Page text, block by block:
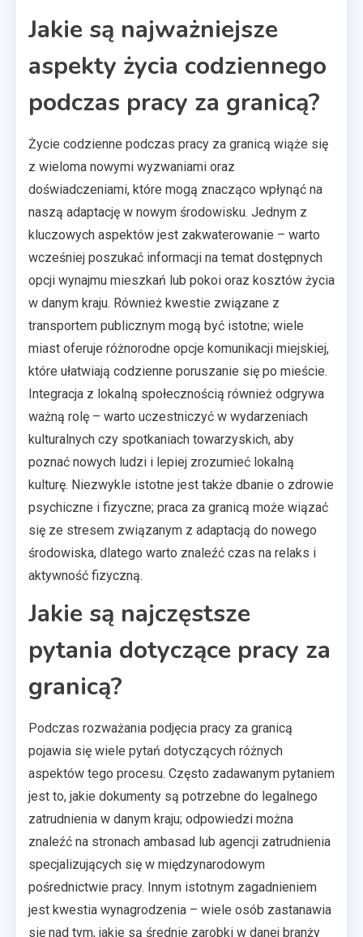
Jakie są najważniejsze
aspekty życia codziennego
podczas pracy za granicą?
Życie codzienne podczas pracy za granicą wiąże się
z wieloma nowymi wyzwaniami oraz
doświadczeniami, które mogą znacząco wpłynąć na
naszą adaptację w nowym środowisku. Jednym z
kluczowych aspektów jest zakwaterowanie – warto
wcześniej poszukać informacji na temat dostępnych
opcji wynajmu mieszkań lub pokoi oraz kosztów życia
w danym kraju. Również kwestie związane z
transportem publicznym mogą być istotne; wiele
miast oferuje różnorodne opcje komunikacji miejskiej,
które ułatwiają codzienne poruszanie się po mieście.
Integracja z lokalną społecznością również odgrywa
ważną rolę – warto uczestniczyć w wydarzeniach
kulturalnych czy spotkaniach towarzyskich, aby
poznać nowych ludzi i lepiej zrozumieć lokalną
kulturę. Niezwykle istotne jest także dbanie o zdrowie
psychiczne i fizyczne; praca za granicą może wiązać
się ze stresem związanym z adaptacją do nowego
środowiska, dlatego warto znaleźć czas na relaks i
aktywność fizyczną.
Jakie są najczęstsze
pytania dotyczące pracy za
granicą?
Podczas rozważania podjęcia pracy za granicą
pojawia się wiele pytań dotyczących różnych
aspektów tego procesu. Często zadawanym pytaniem
jest to, jakie dokumenty są potrzebne do legalnego
zatrudnienia w danym kraju; odpowiedzi można
znaleźć na stronach ambasad lub agencji zatrudnienia
specjalizujących się w międzynarodowym
pośrednictwie pracy. Innym istotnym zagadnieniem
jest kwestia wynagrodzenia – wiele osób zastanawia
się nad tym, jakie są średnie zarobki w danej branży